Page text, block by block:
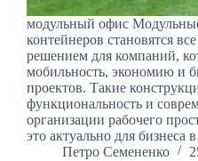
модульный офис
контейнеров становятся
решением для компаний,
мобильность, экономию и
проектов. Такие
функциональность и
организации рабочего
это актуально для бизнеса
Петро Семененко